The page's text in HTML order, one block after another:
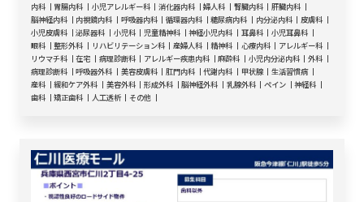
内科 胃腸内科 小児アレルギー科 消化器内科 婦人科 腎臓内科
肝臓内科
脳神経内科
内視鏡内科 呼吸器内科 循環器内科 糖尿病内科 内分泌内科
皮膚科
小児皮膚科
泌尿器科 小児科 児童精神科 神経小児内科 耳鼻科
小児耳鼻科
眼科
整形外科 リハビリテーション科 産婦人科 精神科 心療内科
アレルギー科
リウマチ科
在宅 病理診断科 アレルギー疾患内科 麻酔科 小児内分泌内科
外科
病理診断科
呼吸器外科 美容皮膚科 肛門内科 代謝内科 甲状腺
生活習慣病
産科
緩和ケア外科 美容外科 形成外科 脳神経外科 乳腺外科 ペイン
神経科
歯科
矯正歯科 人工透析 その他